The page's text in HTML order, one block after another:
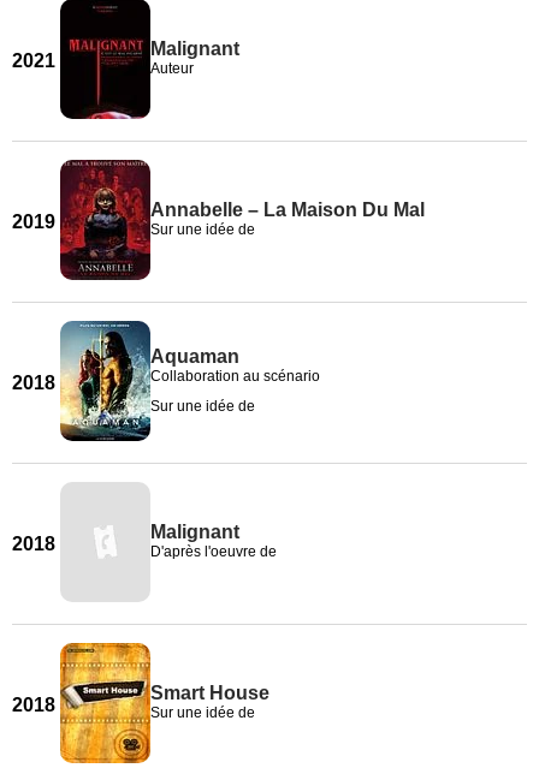
2021
Malignant
Auteur
2019
Annabelle – La Maison Du Mal
Sur une idée de
2018
Aquaman
Collaboration au scénario
Sur une idée de
2018
Malignant
D'après l'oeuvre de
2018
Smart House
Sur une idée de